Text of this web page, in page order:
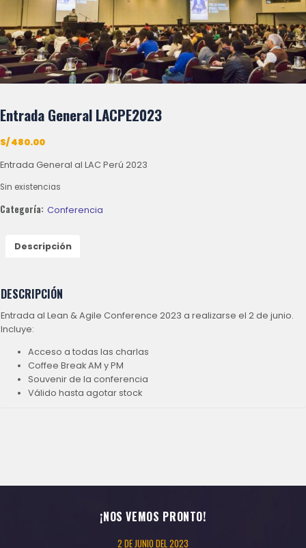
Entrada General LACPE2023
S/480.00
Entrada General al LAC Perú 2023
Sin existencias
Categoría: Conferencia
Descripción
DESCRIPCIÓN
Entrada al Lean & Agile Conference 2023 a realizarse el 2 de junio.
Incluye:
Acceso a todas las charlas
Coffee Break AM y PM
Souvenir de la conferencia
Válido hasta agotar stock
¡NOS VEMOS PRONTO!
2 DE JUNIO DEL 2023